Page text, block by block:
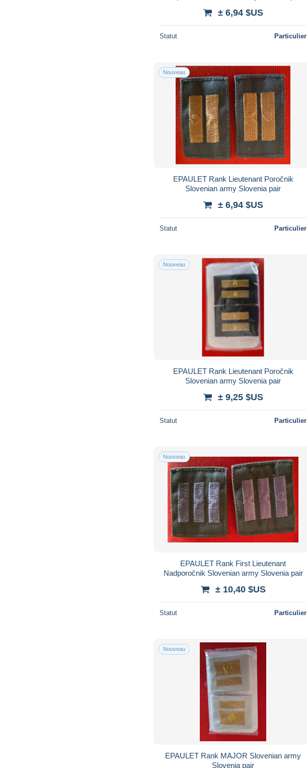
± 6,94 $US
Statut Particulier
Nouveau
EPAULET Rank Lieutenant Poročnik
Slovenian army Slovenia pair
± 6,94 $US
Statut Particulier
Nouveau
EPAULET Rank Lieutenant Poročnik
Slovenian army Slovenia pair
± 9,25 $US
Statut Particulier
Nouveau
EPAULET Rank First Lieutenant
Nadporočnik Slovenian army Slovenia pair
± 10,40 $US
Statut Particulier
Nouveau
EPAULET Rank MAJOR Slovenian army
Slovenia pair